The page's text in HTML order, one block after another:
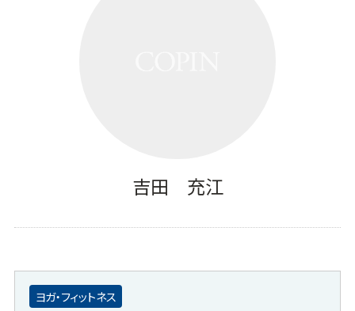
吉田 充江
ヨガ・フィットネス